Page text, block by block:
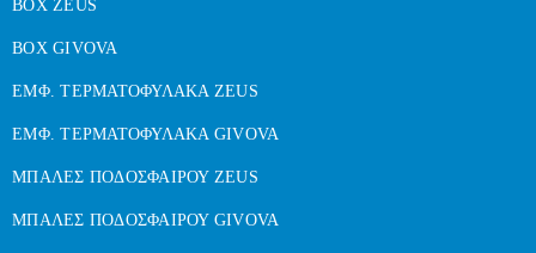
BOX ZEUS
BOX GIVOVA
ΕΜΦ. ΤΕΡΜΑΤΟΦΥΛΑΚΑ ZEUS
ΕΜΦ. ΤΕΡΜΑΤΟΦΥΛΑΚΑ GIVOVA
ΜΠΑΛΕΣ ΠΟΔΟΣΦΑΙΡΟΥ ZEUS
ΜΠΑΛΕΣ ΠΟΔΟΣΦΑΙΡΟΥ GIVOVA